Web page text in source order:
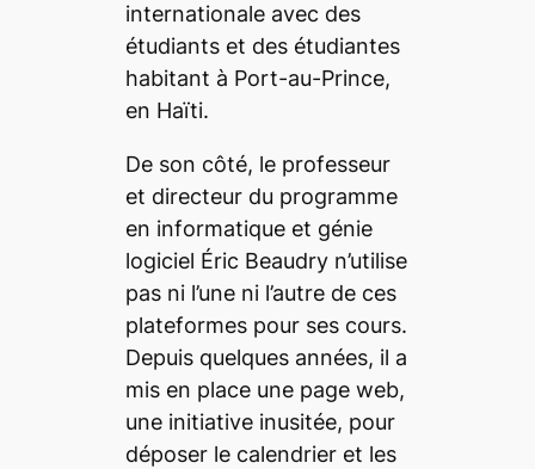
internationale avec des
étudiants et des étudiantes
habitant à Port-au-Prince,
en Haïti.
De son côté, le professeur
et directeur du programme
en informatique et génie
logiciel Éric Beaudry n’utilise
pas ni l’une ni l’autre de ces
plateformes pour ses cours.
Depuis quelques années, il a
mis en place une page web,
une initiative inusitée, pour
déposer le calendrier et les